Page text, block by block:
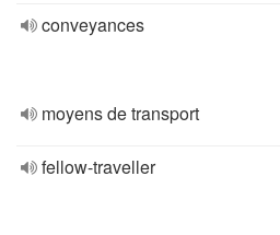
conveyances
moyens de transport
fellow-traveller